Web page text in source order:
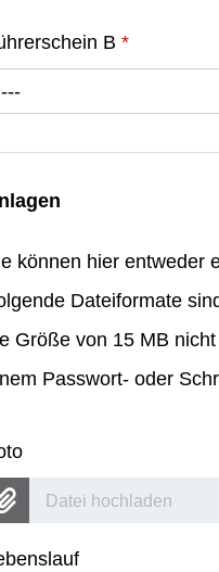
B *
---
können hier entweder
Dateiformate
Größe von 15 MB
Passwort- oder
Datei hochladen